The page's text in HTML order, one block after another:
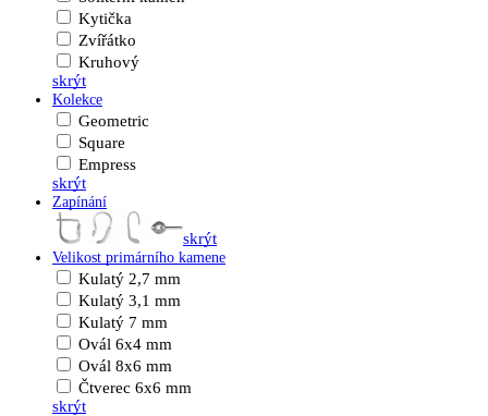
Kytička
Zvířátko
Kruhový
skrýt
Kolekce
Geometric
Square
Empress
skrýt
Zapínání
skrýt
Velikost primárního kamene
Kulatý 2,7 mm
Kulatý 3,1 mm
Kulatý 7 mm
Ovál 6x4 mm
Ovál 8x6 mm
Čtverec 6x6 mm
skrýt